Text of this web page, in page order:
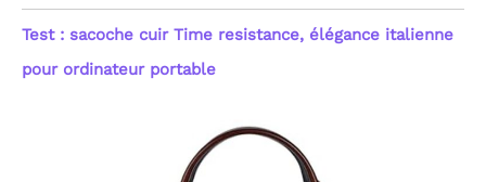
Test : sacoche cuir Time resistance, élégance italienne
pour ordinateur portable